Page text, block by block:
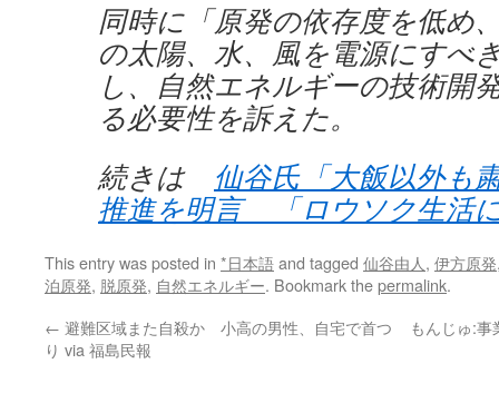
同時に「原発の依存度を低め
の太陽、水、風を電源にすべ
し、自然エネルギーの技術開
る必要性を訴えた。
続きは 仙谷氏「大飯以外も
推進を明言 「ロウソク生活
This entry was posted in *日本語and tagged 仙谷由人, 伊方原発
泊原発, 脱原発, 自然エネルギー. Bookmark thepermalink.
← 避難区域また自殺か 小高の男性、自宅で首つ
り via 福島民報
もんじゅ: